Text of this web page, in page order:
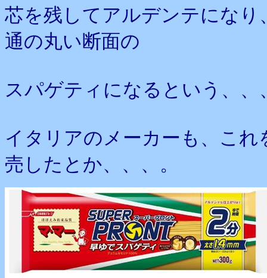
芯を残してアルデンテにな
通の丸い断面の
スパゲティになるという、、
イタリアのメーカーも、こ
売したとか、、、。